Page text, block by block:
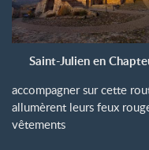
Saint-Julien en
accompagner sur cette
allumèrent leurs feux
vêtements